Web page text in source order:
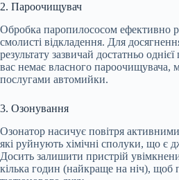
2. Пароочищувач
Обробка паропилососом ефективно
смолисті відкладення. Для
результату зазвичай достатньо
вас немає власного пароочищувача,
послугами автомийки.
3. Озонування
Озонатор насичує повітря
які руйнують хімічні сполуки, що є
Досить залишити пристрій
кілька годин (найкраще на ніч), щоб